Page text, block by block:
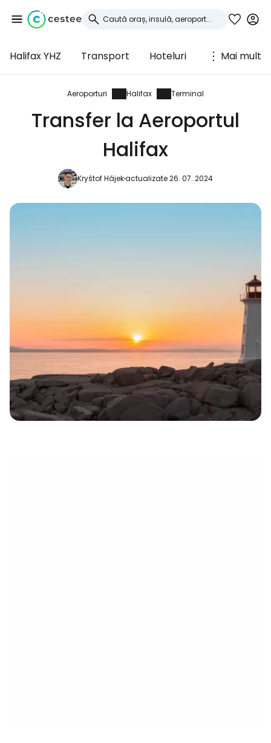
Halifax YHZ Transport Hoteluri Mai mult
Aeroporturi Halifax Terminal
Transfer la Aeroportul
Halifax
Kryštof Hájekactualizate 26. 07. 2024
Conectați-vă la
Cestee
... comunitatea mondială a călătorilor